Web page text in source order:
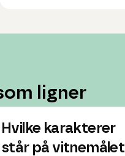
ligner
Hvilke karakterer
står på vitnemålet